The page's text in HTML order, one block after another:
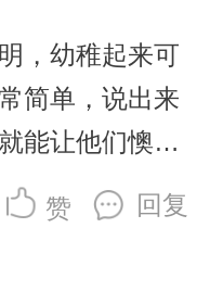
，幼稚起来可
简单，说出来
能让他们懊悔
回复
赞